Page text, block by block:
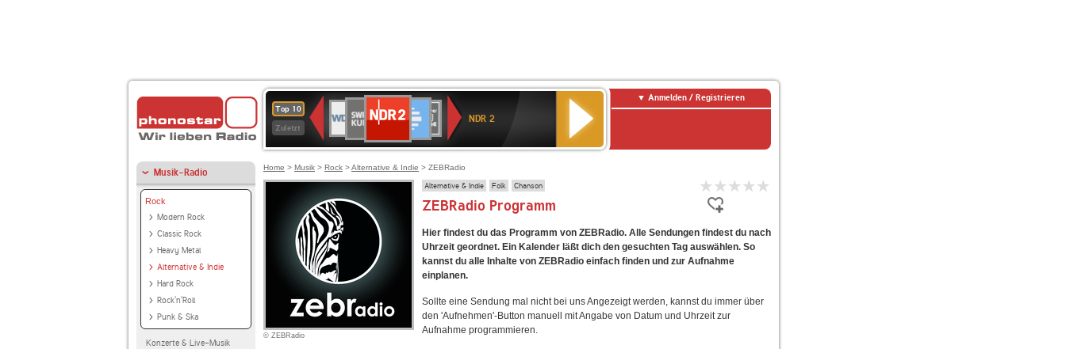
Top 10
Zuletzt
Deutschlandfunk
80er
90er
OLDIE
ANTENNE
SWR3
WDR
4
BR-
KLASSIK
Deutschlandfunk
Kultur
ANTENNE
BAYERN
2
Kultur
2
NDR 2
Anmelden / Registrieren
Musik-Radio
Rock
Modern Rock
Classic Rock
Heavy Metal
Alternative & Indie
Hard Rock
Rock'n'Roll
Punk & Ska
Konzerte & Live-Musik
Home > Musik > Rock >Alternative & Indie > ZEBRadio
© ZEBRadio
Alternative & Indie Folk Chanson
ZEBRadio Programm
Hier findest du das Programm von ZEBRadio. Alle Sendungen findest du nach
Uhrzeit geordnet. Ein Kalender läßt dich den gesuchten Tag auswählen. So
kannst du alle Inhalte von ZEBRadio einfach finden und zur Aufnahme
einplanen.
Sollte eine Sendung mal nicht bei uns Angezeigt werden, kannst du immer über
den 'Aufnehmen'-Button manuell mit Angabe von Datum und Uhrzeit zur
Aufnahme programmieren.